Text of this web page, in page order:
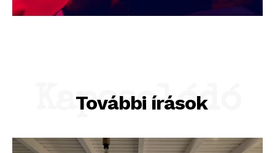
További írások
Kapcsolódó